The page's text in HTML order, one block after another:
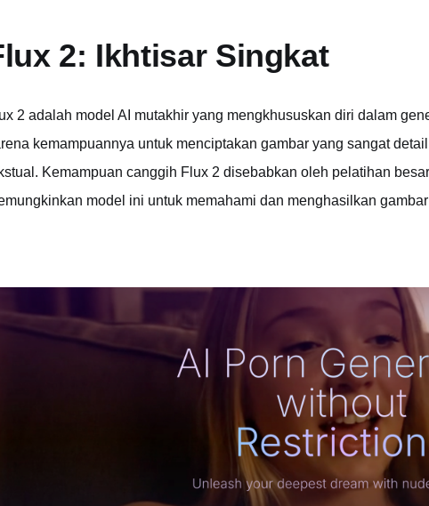
2: Ikhtisar Singkat
2 adalah model AI mutakhir yang mengkhususkan diri dalam
kemampuannya untuk menciptakan gambar yang sangat
Kemampuan canggih Flux 2 disebabkan oleh pelatihan
model ini untuk memahami dan menghasilkan